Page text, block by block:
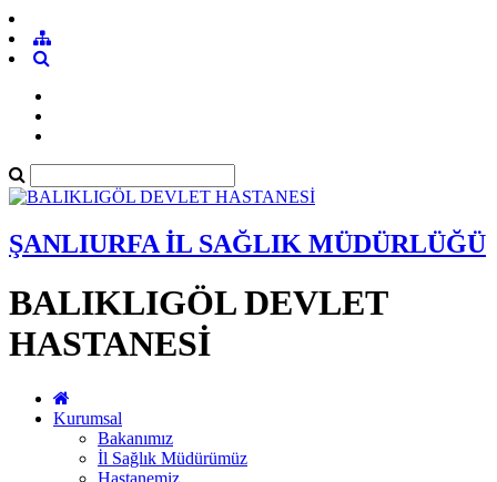
ŞANLIURFA İL SAĞLIK MÜDÜRLÜĞÜ
BALIKLIGÖL DEVLET
HASTANESİ
Kurumsal
Bakanımız
İl Sağlık Müdürümüz
Hastanemiz